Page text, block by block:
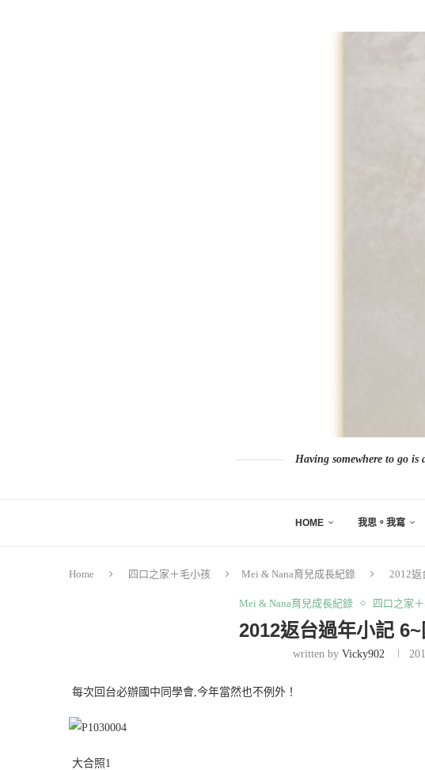
Having somewhere to go
HOME 我思。我寫
Home 四口之家＋毛小孩 Mei & Nana育兒成長紀錄 2012返
Mei & Nana育兒成長紀錄 四口之家
2012返台過年小記
written byVicky902
每次回台必辦國中同學會,今年當然也不例外！
大合照1